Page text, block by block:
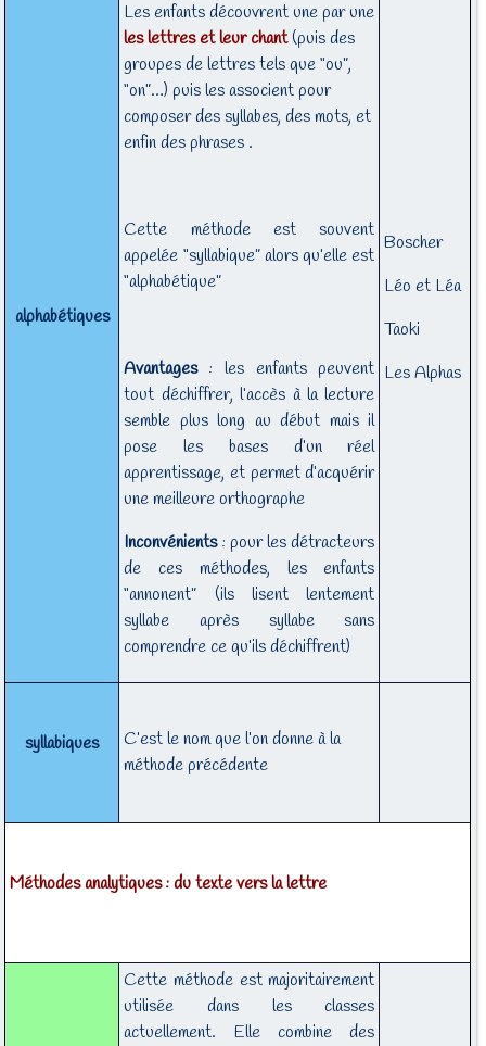
alphabétiques
Les enfants découvrent une par une
les lettres et leur chant(puis des
groupes de lettres tels que “ou”,
“on”…) puis les associent pour
composer des syllabes, des mots, et
enfin des phrases .
Cette méthode est souvent
appelée “syllabique” alors qu’elle est
“alphabétique”
Avantages: les enfants peuvent
tout déchiffrer, l’accès à la lecture
semble plus long au début mais il
pose les bases d’un réel
apprentissage, et permet d’acquérir
une meilleure orthographe
Inconvénients: pour les détracteurs
de ces méthodes, les enfants
“annonent” (ils lisent lentement
syllabe après syllabe sans
comprendre ce qu’ils déchiffrent)
Boscher
Léo et Léa
Taoki
Les Alphas
syllabiques
C’est le nom que l’on donne à la
méthode précédente
Méthodes analytiques : du texte vers la lettre
Cette méthode est majoritairement
utilisée dans les classes
actuellement. Elle combine des